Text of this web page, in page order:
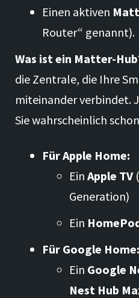
Einen aktiven
Router“ genannt).
Was ist ein Matter-
die Zentrale, die Ihre
miteinander verbindet.
Sie wahrscheinlich
Für Apple Home:
Ein Apple TV
Generation)
Ein
Für Google Home:
Ein Google
Nest Hub